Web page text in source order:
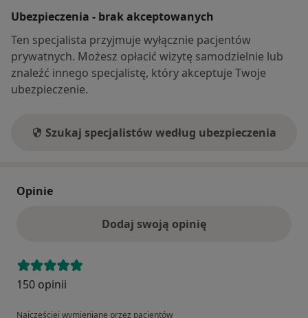
Ubezpieczenia - brak akceptowanych
Ten specjalista przyjmuje wyłącznie pacjentów
prywatnych. Możesz opłacić wizytę samodzielnie lub
znaleźć innego specjalistę, który akceptuje Twoje
ubezpieczenie.
Szukaj specjalistów według ubezpieczenia
Opinie
Dodaj swoją opinię
150 opinii
Najczęściej wymieniane przez pacjentów